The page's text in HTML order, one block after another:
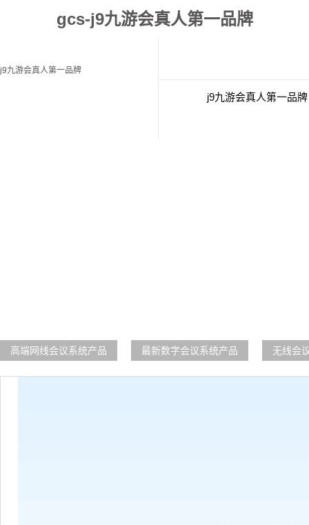
gcs-j9九游会真人第一品牌
j9九游会真人第一品牌
j9九游会真人第一品牌
高端网线会议系统产品 最新数字会议系统产品 无线会